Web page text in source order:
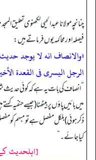
چنانچہ مولانا عبدالحیی لکھنوی تعلیق
فیصلہ اور محاکمہ یوں فرماتے ہیں:
«والانصاف انه لا يوجد
الرجل اليسرى فى القعدة
”انصاف کی بات یہ ہے کہ کوئی حدیث
میں بائیں پاؤں پر بیٹھنا (جیسے حنفیہ
ذکر ہوئی) بلکل مفصل ہے تو مبہم کو
کیا جائے۔“
[اہلحدیث